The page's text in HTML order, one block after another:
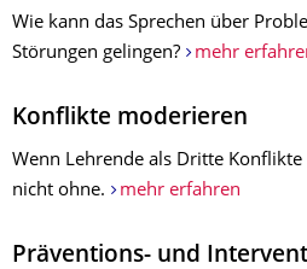
Wie kann das Sprechen über
Störungen gelingen?
mehr
Konflikte moderieren
Wenn Lehrende als Dritte
nicht ohne.
mehr erfahren
Präventions- und